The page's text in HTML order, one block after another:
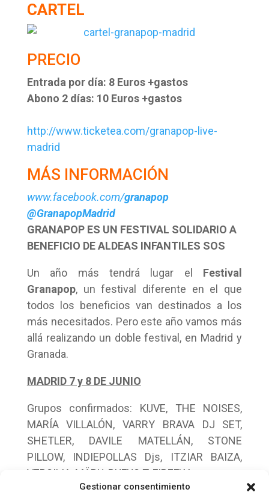
Gestionar consentimiento
CARTEL
PRECIO
Entrada por día: 8 Euros +gastos
Abono 2 días: 10 Euros +gastos
http://www.ticketea.com/granapop-live-
madrid
MÁS INFORMACIÓN
www.facebook.com/granapop
@GranapopMadrid
GRANAPOP ES UN FESTIVAL SOLIDARIO A
BENEFICIO DE ALDEAS INFANTILES SOS
Un año más tendrá lugar el Festival
Granapop, un festival diferente en el que
todos los beneficios van destinados a los
más necesitados. Pero este año vamos más
allá realizando un doble festival, en Madrid y
Granada.
MADRID 7 y 8 DE JUNIO
Grupos confirmados: KUVE, THE NOISES,
MARÍA VILLALÓN, VARRY BRAVA DJ SET,
SHETLER, DAVILE MATELLÁN, STONE
PILLOW, INDIEPOLLAS Djs, ITZIAR BAIZA,
VERSILIA, MÄBU, RUFUS T. FIREFLY…